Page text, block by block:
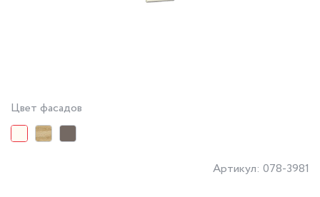
Цвет фасадов
Артикул: 078-3981